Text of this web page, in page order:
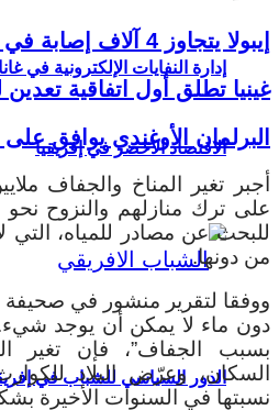
إدارة النفايات الإلكترونية في
الاقتصاد الأخضر في إفريقيا
الدور السياسي للشباب في
إيبولا يتجاوز 4 آلاف إصابة في الكونغو الديمقراطية
غينيا تطلق أول اتفاقية
البرلمان الأوغندي يوافق
أجبر تغير المناخ والجفاف
على ترك منازلهم والنزوح
للبحث عن مصادر للمياه، التي
من دونها.
ووفقا لتقرير منشور في
دون ماء لا يمكن أن يوجد شيء..
بسبب الجفاف”، فإن تغير
السكان، وعرّض البلاد
نسبتها في السنوات الأخيرة